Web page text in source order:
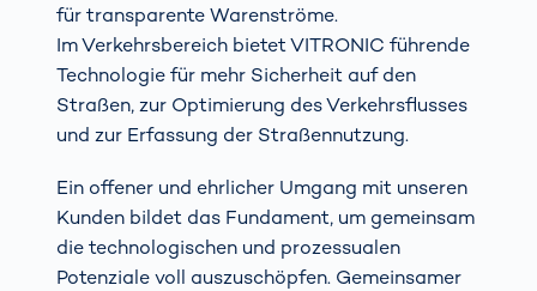
für transparente Warenströme.
Im Verkehrsbereich bietet VITRONIC führende
Technologie für mehr Sicherheit auf den
Straßen, zur Optimierung des Verkehrsflusses
und zur Erfassung der Straßennutzung.
Ein offener und ehrlicher Umgang mit unseren
Kunden bildet das Fundament, um gemeinsam
die technologischen und prozessualen
Potenziale voll auszuschöpfen. Gemeinsamer